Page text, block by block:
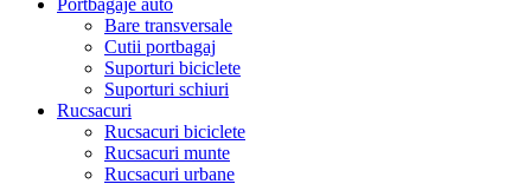
Portbagaje auto
Bare transversale
Cutii portbagaj
Suporturi biciclete
Suporturi schiuri
Rucsacuri
Rucsacuri biciclete
Rucsacuri munte
Rucsacuri urbane